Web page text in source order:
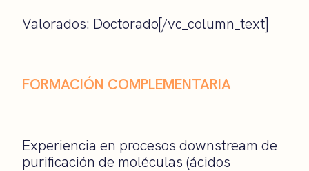
Valorados: Doctorado[/vc_column_text]
FORMACIÓN COMPLEMENTARIA
Experiencia en procesos downstream de
purificación de moléculas (ácidos